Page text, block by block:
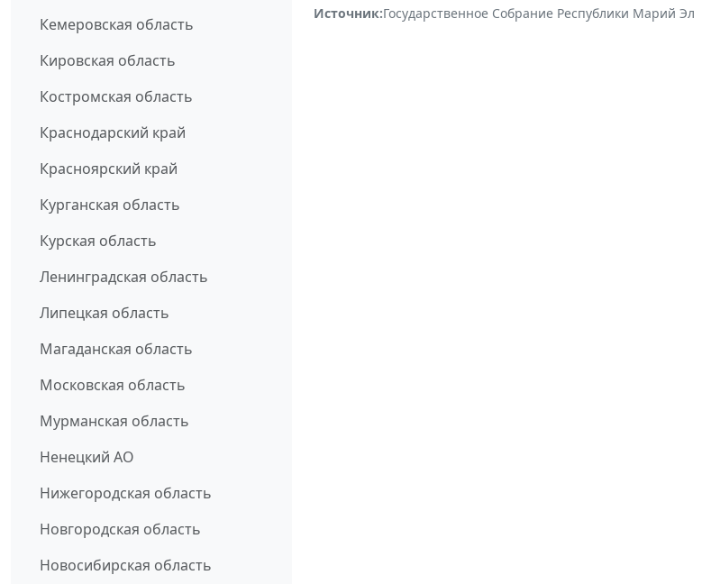
Кемеровская область
Кировская область
Костромская область
Краснодарский край
Красноярский край
Курганская область
Курская область
Ленинградская область
Липецкая область
Магаданская область
Московская область
Мурманская область
Ненецкий АО
Нижегородская область
Новгородская область
Новосибирская область
Источник:Государственное Собрание Республики Марий Эл